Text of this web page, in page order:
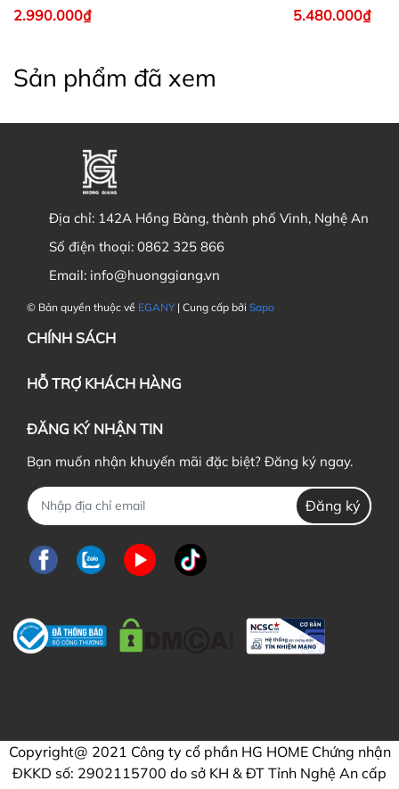
2.990.000₫ 5.480.000₫
Sản phẩm đã xem
Địa chỉ: 142A Hồng Bàng, thành phố Vinh, Nghệ An
Số điện thoại: 0862 325 866
Email: info@huonggiang.vn
© Bản quyền thuộc về EGANY | Cung cấp bởi Sapo
CHÍNH SÁCH
HỖ TRỢ KHÁCH HÀNG
ĐĂNG KÝ NHẬN TIN
Bạn muốn nhận khuyến mãi đặc biệt? Đăng ký ngay.
Đăng ký
Copyright@ 2021 Công ty cổ phần HG HOME Chứng nhận
ĐKKD số: 2902115700 do sở KH & ĐT Tỉnh Nghệ An cấp